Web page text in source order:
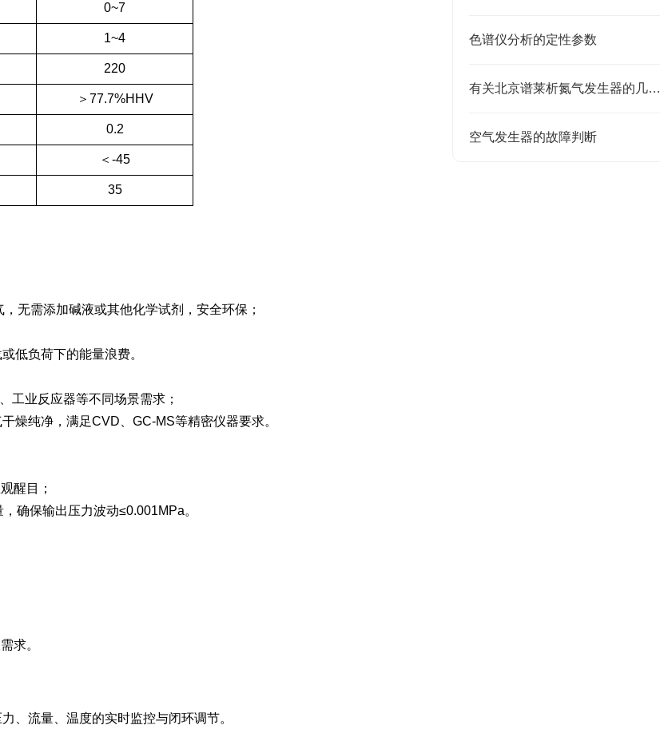
色谱仪分析的定性参数
有关北京谱莱析氮气发生器的几大常见问题
空气发生器的故障判断
0~7
1~4
220
＞77.7%HHV
0.2
＜-45
35
无需添加碱液或其他化学试剂，安全环保；
低负荷下的能量浪费。
工业反应器等不同场景需求；
燥纯净，满足CVD、GC-MS等精密仪器要求。
醒目；
确保输出压力波动≤0.001MPa。
求。
、流量、温度的实时监控与闭环调节。